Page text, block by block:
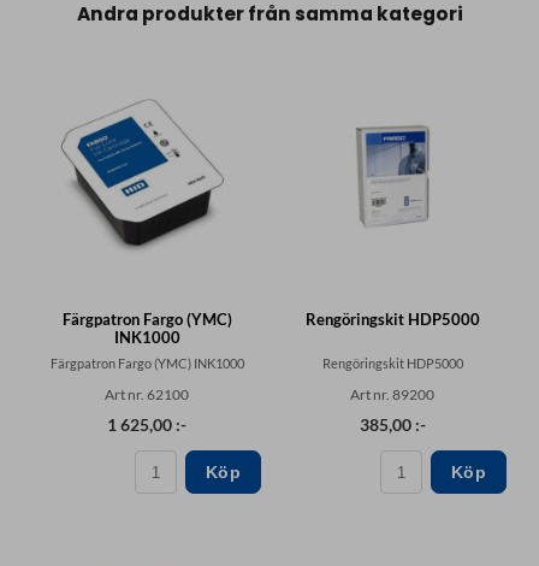
Andra produkter från samma kategori
Färgpatron Fargo (YMC)
INK1000
Färgpatron Fargo (YMC) INK1000
Art nr. 62100
1 625,00 :-
Köp
Rengöringskit HDP5000
Rengöringskit HDP5000
Art nr. 89200
385,00 :-
Köp